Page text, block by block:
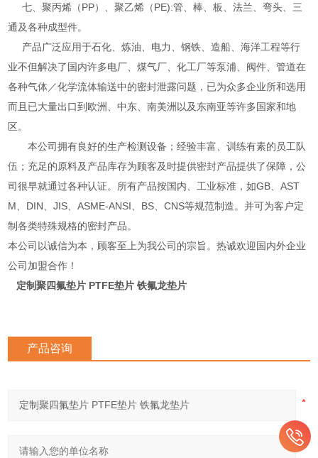
七、聚丙烯（PP）、聚乙烯（PE):管、棒、板、法兰、弯头、三
通及各种成型件。
产品广泛应用于石化、炼油、电力、钢铁、造船、海洋工程等行
业不但解决了国内许多电厂、煤气厂、化工厂等泵浦、阀件、管道在
各种气体／化学流体输送中的密封泄露问题，已为众多企业所和选用
而且已大量出口到欧洲、中东、南美洲以及东南亚等许多国家和地
区。
本公司拥有良好的生产检测设备；经验丰富、训练有素的员工队
伍；充足的原料及产品库存为顾客及时提供密封产品提供了保障，公
司很早就通过各种认证。所有产品按国内、工业标准，如GB、AST
M、DIN、JIS、ASME-ANSI、BS、CNS等规范制造。并可为客户定
制各类特殊规格的密封产品。
本公司以诚信为本，顾客至上为我公司的宗旨。热诚欢迎国内外企业
公司加盟合作！
定制聚四氟垫片 PTFE垫片 铁氟龙垫片
产品咨询